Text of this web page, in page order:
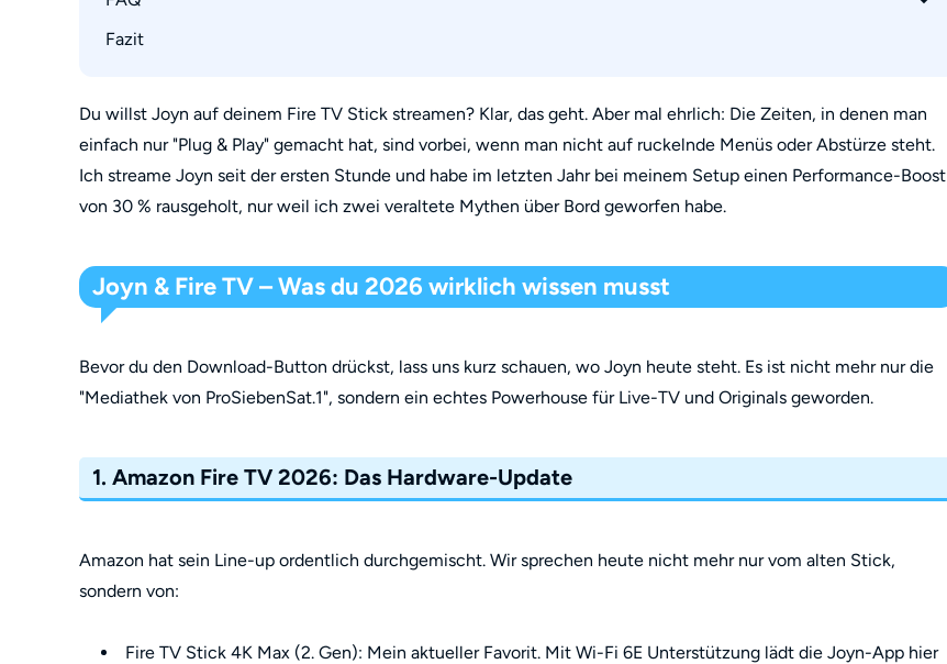
3. Die Fern-Installation via Amazon.de (für Faule)
1. Warum ruckelt Joyn, obwohl mein Internet schnell genug ist?
3. Kann ich Joyn auch im Ausland über den Fire Stick schauen?
4. Was mache ich, wenn die Joyn-App ständig abstürzt?
Fazit
Du willst Joyn auf deinem Fire TV Stick streamen? Klar, das geht. Aber mal ehrlich: Die Zeiten, in denen man
einfach nur "Plug & Play" gemacht hat, sind vorbei, wenn man nicht auf ruckelnde Menüs oder Abstürze steht.
Ich streame Joyn seit der ersten Stunde und habe im letzten Jahr bei meinem Setup einen Performance-Boost
von 30 % rausgeholt, nur weil ich zwei veraltete Mythen über Bord geworfen habe.
Joyn & Fire TV – Was du 2026 wirklich wissen musst
Bevor du den Download-Button drückst, lass uns kurz schauen, wo Joyn heute steht. Es ist nicht mehr nur die
"Mediathek von ProSiebenSat.1", sondern ein echtes Powerhouse für Live-TV und Originals geworden.
1. Amazon Fire TV 2026: Das Hardware-Update
Amazon hat sein Line-up ordentlich durchgemischt. Wir sprechen heute nicht mehr nur vom alten Stick,
sondern von:
Fire TV Stick 4K Max (2. Gen): Mein aktueller Favorit. Mit Wi-Fi 6E Unterstützung lädt die Joyn-App hier